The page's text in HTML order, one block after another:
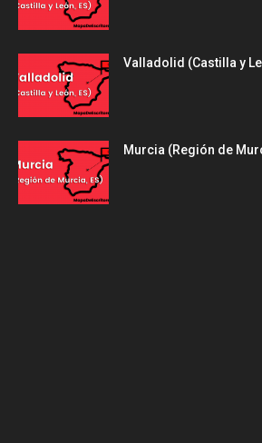
Valladolid (Castilla y
Murcia (Región de